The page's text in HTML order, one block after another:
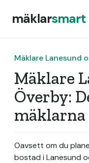
mäklarsmart
Mäklare Lanesund
Mäklare
Överby:
mäklarna
Oavsett om du
bostad i Lanesund